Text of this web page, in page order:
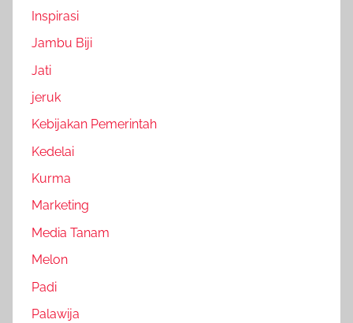
Inspirasi
Jambu Biji
Jati
jeruk
Kebijakan Pemerintah
Kedelai
Kurma
Marketing
Media Tanam
Melon
Padi
Palawija